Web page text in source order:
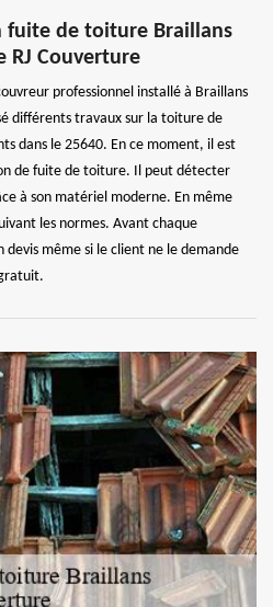
fuite de toiture Braillans
RJ Couverture
professionnel installé à Braillans
différents travaux sur la toiture de
dans le 25640. En ce moment, il est
de fuite de toiture. Il peut détecter
à son matériel moderne. En même
les normes. Avant chaque
même si le client ne le demande